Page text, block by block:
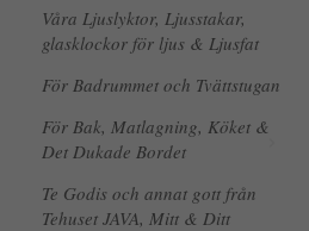
Våra Ljuslyktor, Ljusstakar,
glasklockor för ljus & Ljusfat
För Badrummet och Tvättstugan
För Bak, Matlagning, Köket &
Det Dukade Bordet
Te Godis och annat gott från
Tehuset JAVA, Mitt & Ditt